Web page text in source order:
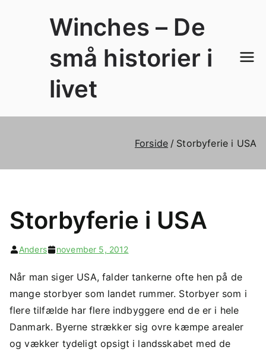
Winches – De
små historier i
livet
Forside Storbyferie i USA
Storbyferie i USA
Anders november 5, 2012
Når man siger USA, falder tankerne ofte hen på de
mange storbyer som landet rummer. Storbyer som i
flere tilfælde har flere indbyggere end de er i hele
Danmark. Byerne strækker sig ovre kæmpe arealer
og vækker tydeligt opsigt i landsskabet med de